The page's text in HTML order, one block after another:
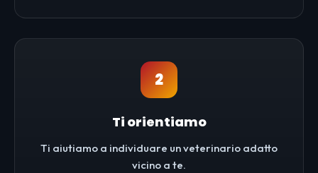
2
Ti orientiamo
Ti aiutiamo a individuare un veterinario adatto
vicino a te.